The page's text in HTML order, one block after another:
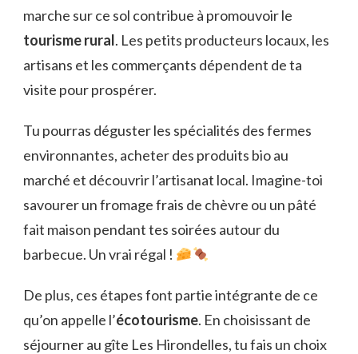
marche sur ce sol contribue à promouvoir le
tourisme rural. Les petits producteurs locaux, les
artisans et les commerçants dépendent de ta
visite pour prospérer.
Tu pourras déguster les spécialités des fermes
environnantes, acheter des produits bio au
marché et découvrir l’artisanat local. Imagine-toi
savourer un fromage frais de chèvre ou un pâté
fait maison pendant tes soirées autour du
barbecue. Un vrai régal !
De plus, ces étapes font partie intégrante de ce
qu’on appelle l’écotourisme. En choisissant de
séjourner au gîte Les Hirondelles, tu fais un choix